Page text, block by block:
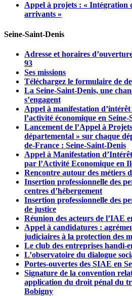
Appel à projets : « Intégration
arrivants »
Seine-Saint-Denis
Adresse et horaires
93
Ses missions
Téléchargez le formulaire de
La Seine-Saint-Denis, une
s’engagent
Appel à manifestation
l’activité économique en Seine-
Lancement de l’Appel à
départemental » sur chaque
de-France : Seine-Saint-Denis
Appel à Manifestation
par l’Activité Economique en
Rencontre autour des métiers
Insertion professionnelle des
centres d’hébergement
Insertion professionnelle des
de justice
Réunion des acteurs de l’IAE
Appel à candidatures :
judiciaires à la protection des
Le club des entreprises handi-
L’observatoire du dialogue
Portes-ouvertes des SIAE en
Signature de la convention
application du droit pénal du
Bobigny